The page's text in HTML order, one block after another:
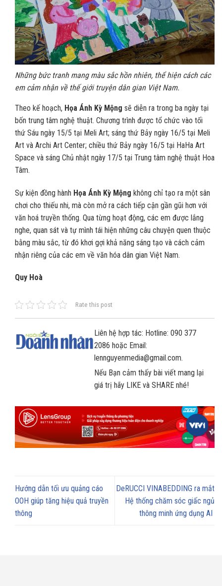
Những bức tranh mang màu sắc hồn nhiên, thể hiện cách các
em cảm nhận về thế giới truyện dân gian Việt Nam.
Theo kế hoạch, Họa Ánh Kỳ Mộng sẽ diễn ra trong ba ngày tại
bốn trung tâm nghệ thuật. Chương trình được tổ chức vào tối
thứ Sáu ngày 15/5 tại Meli Art; sáng thứ Bảy ngày 16/5 tại Meli
Art và Archi Art Center; chiều thứ Bảy ngày 16/5 tại HaHa Art
Space và sáng Chủ nhật ngày 17/5 tại Trung tâm nghệ thuật Hoa
Tâm.
Sự kiện đồng hành Họa Ánh Kỳ Mộng không chỉ tạo ra một sân
chơi cho thiếu nhi, mà còn mở ra cách tiếp cận gần gũi hơn với
văn hoá truyền thống. Qua từng hoạt động, các em được lắng
nghe, quan sát và tự mình tái hiện những câu chuyện quen thuộc
bằng màu sắc, từ đó khơi gợi khả năng sáng tạo và cách cảm
nhận riêng của các em về văn hóa dân gian Việt Nam.
Quy Hoà
Rate this post
Liên hệ hợp tác: Hotline: 090 377
2086 hoặc Email:
lennguyenmedia@gmail.com.
Nếu Bạn cảm thấy bài viết mang lại
giá trị hãy LIKE và SHARE nhé!
Hướng dẫn tối ưu quảng cáo
OOH giúp tăng hiệu quả truyền
thông
DeRUCCI VINABEDDING ra mắt
Hệ thống chăm sóc giấc ngủ
thông minh ứng dụng AI